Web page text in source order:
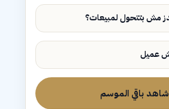
شاهد باقي الموسم